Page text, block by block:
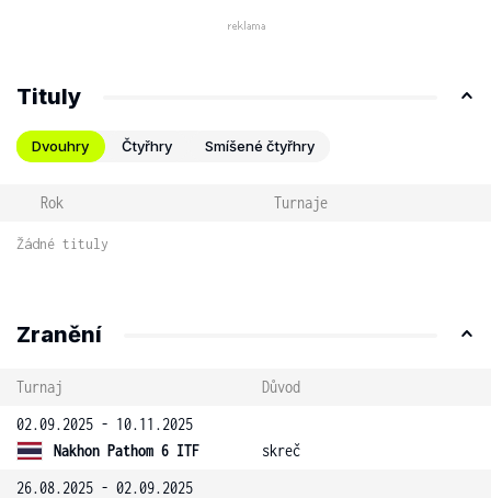
Tituly
Dvouhry Čtyřhry Smíšené čtyřhry
Rok Turnaje
Žádné tituly
Zranění
Turnaj
Důvod
02.09.2025 - 10.11.2025
Nakhon Pathom 6 ITF
skreč
26.08.2025 - 02.09.2025